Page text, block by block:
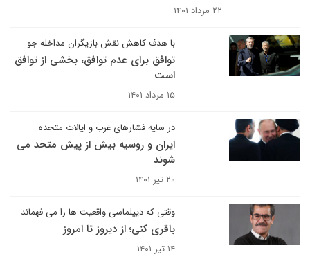
۲۲ مرداد ۱۴۰۱
با هدف کاهش نقش بازیگران مداخله جو
توافق برای عدم توافق، بخشی از توافق
است
۱۵ مرداد ۱۴۰۱
در سایه فشارهای غرب و ایالات متحده
ایران و روسیه بیش از پیش متحد می
شوند
۲۰ تیر ۱۴۰۱
وقتی که دیپلماسی واقعیت ها را می فهماند
باقری کنی؛ از دیروز تا امروز
۱۴ تیر ۱۴۰۱